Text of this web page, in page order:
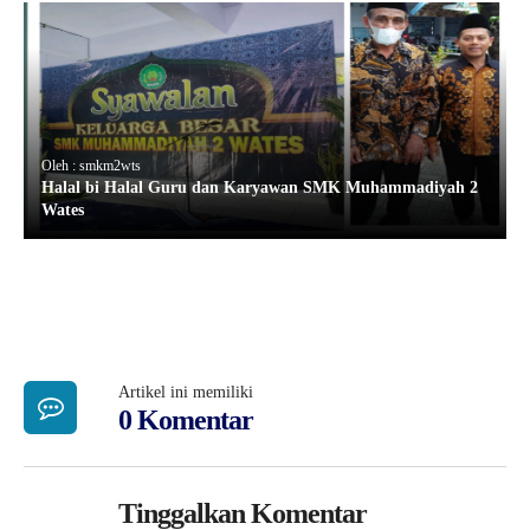
Oleh : smkm2wts
Halal bi Halal Guru dan Karyawan SMK Muhammadiyah 2
Wates
Artikel ini memiliki
0 Komentar
Tinggalkan Komentar